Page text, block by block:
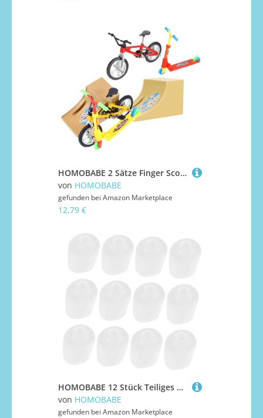
HOMOBABE 2 Sätze Finger Scooter und Finger Bike mit Mini Rampen Desktop Wettkampfspiel für Jungen und Mädchen Multifunktionales Fingerspielzeug zur Stressreduktion und Dekoration
von HOMOBABE
gefunden bei Amazon Marketplace
12,79 €
HOMOBABE 12 Stück Teiliges Quietscher ersatzset für Kuscheltiere Kompakte Multifunktionale Quietscher einsätze mit Tierähnlichem Klang Geeignet für DIY Puppen Leicht und Vielseitig
von HOMOBABE
gefunden bei Amazon Marketplace